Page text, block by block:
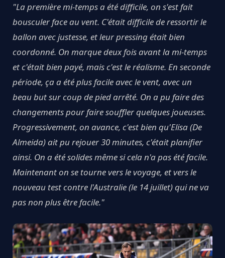
"La première mi-temps a été difficile, on s'est fait
bousculer face au vent. C'était difficile de ressortir le
ballon avec justesse, et leur pressing était bien
coordonné. On marque deux fois avant la mi-temps
et c'était bien payé, mais c'est le réalisme. En seconde
période, ça a été plus facile avec le vent, avec un
beau but sur coup de pied arrêté. On a pu faire des
changements pour faire souffler quelques joueuses.
Progressivement, on avance, c'est bien qu'Elisa (De
Almeida) ait pu rejouer 30 minutes, c'était planifier
ainsi. On a été solides même si cela n'a pas été facile.
Maintenant on se tourne vers le voyage, et vers le
nouveau test contre l'Australie (le 14 juillet) qui ne va
pas non plus être facile."